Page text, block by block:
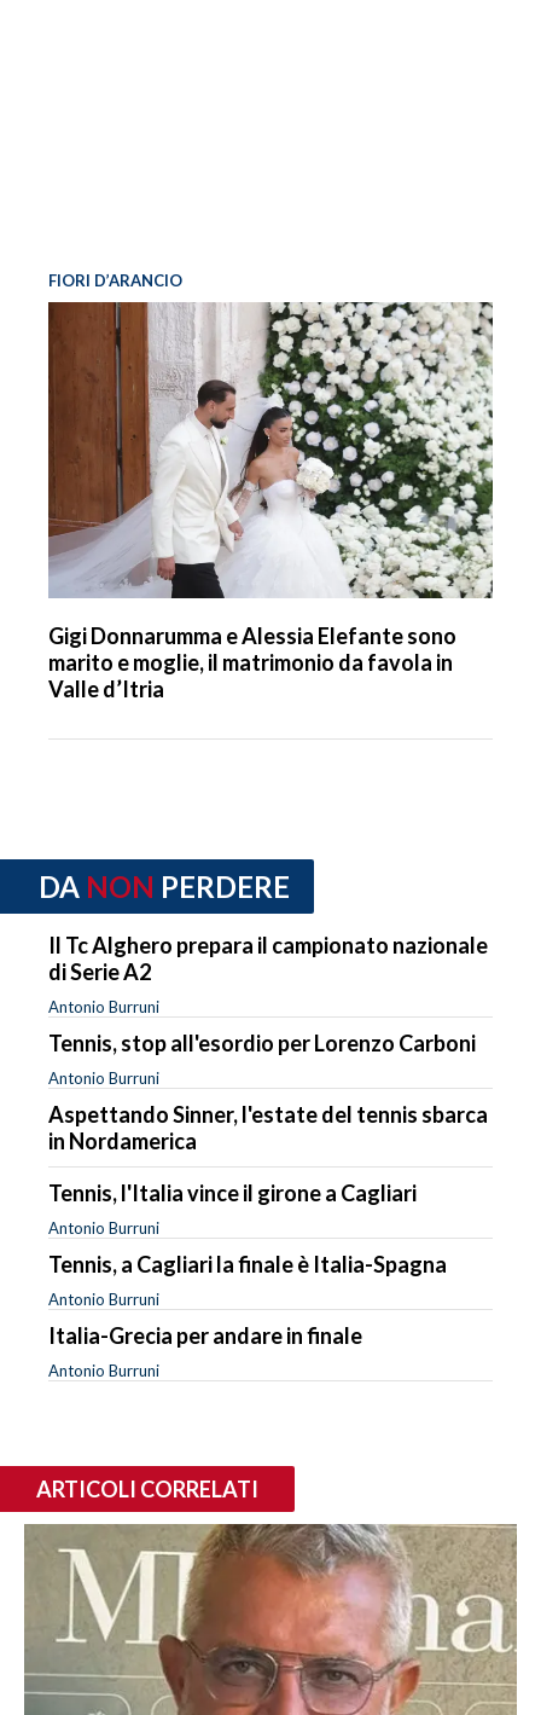
FIORI D’ARANCIO
Gigi Donnarumma e Alessia Elefante sono
marito e moglie, il matrimonio da favola in
Valle d’Itria
DA NON PERDERE
Il Tc Alghero prepara il campionato nazionale
di Serie A2
Antonio Burruni
Tennis, stop all'esordio per Lorenzo Carboni
Antonio Burruni
Aspettando Sinner, l'estate del tennis sbarca
in Nordamerica
Tennis, l'Italia vince il girone a Cagliari
Antonio Burruni
Tennis, a Cagliari la finale è Italia-Spagna
Antonio Burruni
Italia-Grecia per andare in finale
Antonio Burruni
ARTICOLI CORRELATI